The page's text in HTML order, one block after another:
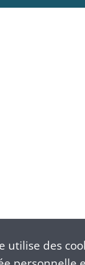
utilise des